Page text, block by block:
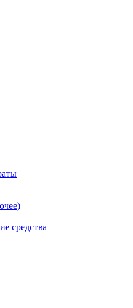
средства